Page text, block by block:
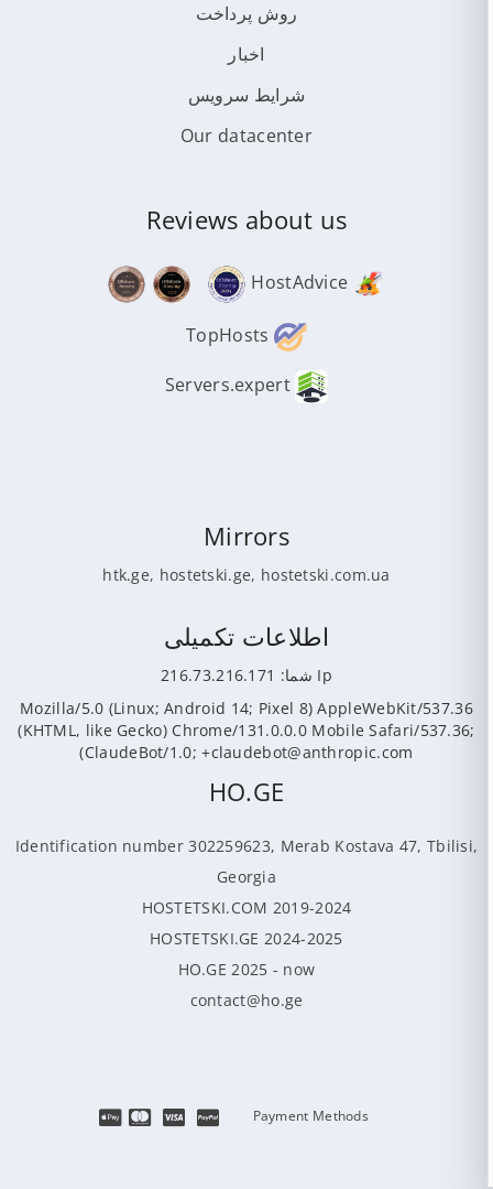
روش پرداخت
اخبار
شرایط سرویس
Our datacenter
Reviews about us
HostAdvice
TopHosts
Servers.expert
Mirrors
htk.ge ,hostetski.ge ,hostetski.com.ua
اطلاعات تکمیلی
Ip شما: 216.73.216.171
Mozilla/5.0 (Linux; Android 14; Pixel 8) AppleWebKit/537.36
(KHTML, like Gecko) Chrome/131.0.0.0 Mobile Safari/537.36;
ClaudeBot/1.0; +claudebot@anthropic.com)
HO.GE
Identification number 302259623, Merab Kostava 47, Tbilisi,
Georgia
HOSTETSKI.COM 2019-2024
HOSTETSKI.GE 2024-2025
HO.GE 2025 - now
contact@ho.ge
Payment Methods